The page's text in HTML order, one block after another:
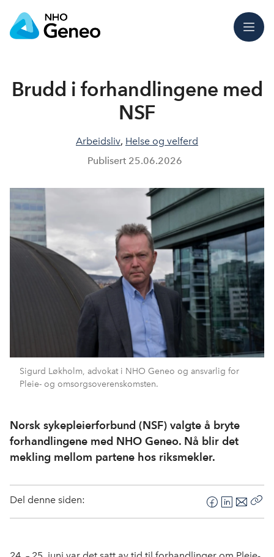
Meny
Brudd i forhandlingene med
NSF
Arbeidsliv, Helse og velferd
Publisert 25.06.2026
Sigurd Løkholm, advokat i NHO Geneo og ansvarlig for
Pleie- og omsorgsoverenskomsten.
Norsk sykepleierforbund (NSF) valgte å bryte
forhandlingene med NHO Geneo. Nå blir det
mekling mellom partene hos riksmekler.
Del denne siden:
F
a
e
L
i
k
E
-
o